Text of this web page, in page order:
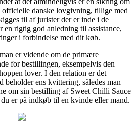
danske lovgivning, tillige med
til af jurister der er inde i de
en rigtig god anledning til assistance,
i forbindelse med dit køb.
er vidende om de primære
for bestillingen, eksempelvis den
lover. I den relation er det
beholder ens kvittering, således man
om sin bestilling af Sweet Chilli Sauce
er på indkøb til en kvinde eller mand.